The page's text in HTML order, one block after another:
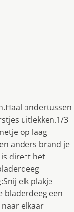
ondertussen
uitlekken.1/3
op laag
anders brand je
direct het
elk plakje
bladerdeeg een
elkaar